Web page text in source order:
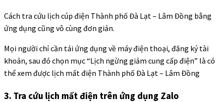
Cách tra cứu lịch cúp điện Thành phố Đà Lạt – Lâm Đồng bằng
ứng dụng cũng vô cùng đơn giản.
Mọi người chỉ cần tải ứng dụng về máy điện thoại, đăng ký tài
khoản, sau đó chọn mục “Lịch ngừng giảm cung cấp điện” là có
thể xem được lịch mất điện Thành phố Đà Lạt – Lâm Đồng
3. Tra cứu lịch mất điện trên ứng dụng Zalo